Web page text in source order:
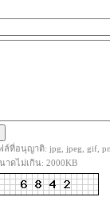
ล์ที่อนุญาติ: jpg, jpeg, gif,
าดไม่เกิน: 2000KB